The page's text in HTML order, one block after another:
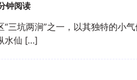
钟阅读
三坑两涧”之一，以其独特的小
水仙 […]